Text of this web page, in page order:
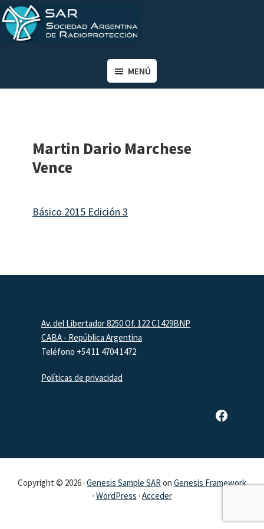
Saltar
al
contenido
Saltar
al
de
MENÚ
Martin Dario Marchese
Vence
Básico 2015 Edición 3
FooterAv. del Libertador 8250 Of. 122 C1429BNP
CABA - República Argentina
Teléfono +54 11 4704 1472
Políticas de privacidad
Página de Facebook de SAR
Copyright © 2026 · Genesis Sample SARon Genesis Framework
· WordPress · Acceder